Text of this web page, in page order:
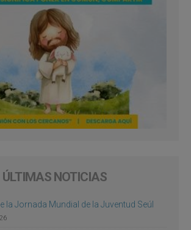
ÚLTIMAS NOTICIAS
la Jornada Mundial de la Juventud Seúl